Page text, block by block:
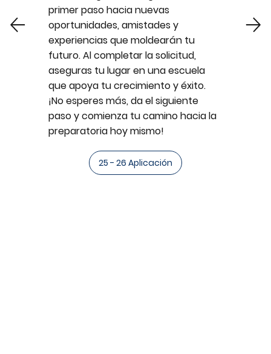
primer paso hacia nuevas
oportunidades, amistades y
experiencias que moldearán tu
futuro. Al completar la solicitud,
aseguras tu lugar en una escuela
que apoya tu crecimiento y éxito.
¡No esperes más, da el siguiente
paso y comienza tu camino hacia la
preparatoria hoy mismo!
25 - 26 Aplicación